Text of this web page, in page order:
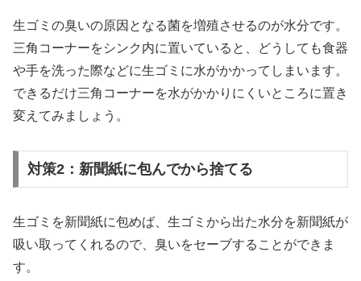
生ゴミの臭いの原因となる菌を増殖させるのが水分です。
三角コーナーをシンク内に置いていると、どうしても食器
や手を洗った際などに生ゴミに水がかかってしまいます。
できるだけ三角コーナーを水がかかりにくいところに置き
変えてみましょう。
対策2：新聞紙に包んでから捨てる
生ゴミを新聞紙に包めば、生ゴミから出た水分を新聞紙が
吸い取ってくれるので、臭いをセーブすることができま
す。